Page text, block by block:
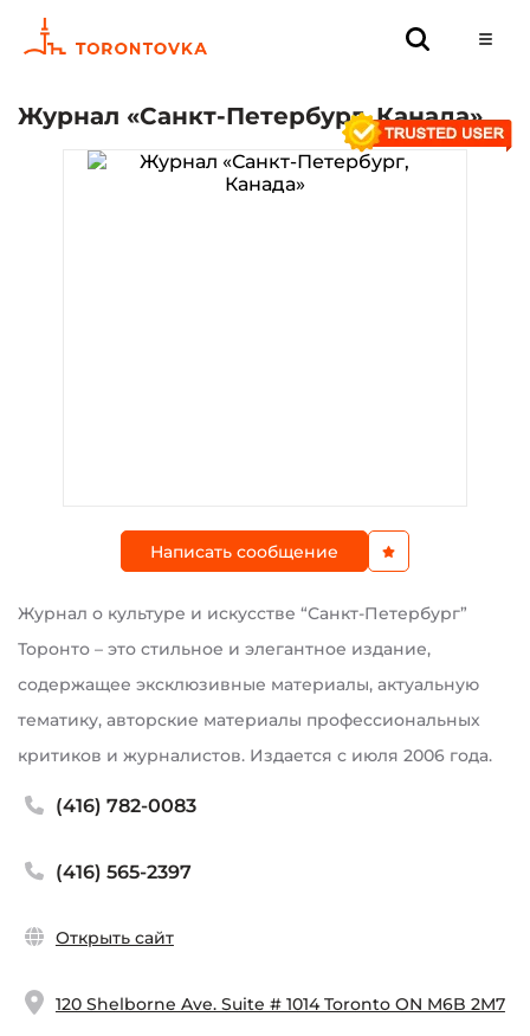
Журнал «Санкт-Петербург, Канада»
Написать сообщение
Журнал о культуре и искусстве “Санкт-Петербург”
Торонто – это стильное и элегантное издание,
содержащее эксклюзивные материалы, актуальную
тематику, авторские материалы профессиональных
критиков и журналистов. Издается с июля 2006 года.
(416) 782-0083
(416) 565-2397
Открыть сайт
120 Shelborne Ave. Suite # 1014 Toronto ON M6B 2M7